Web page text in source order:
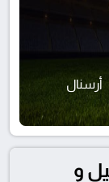
أرسنال
و